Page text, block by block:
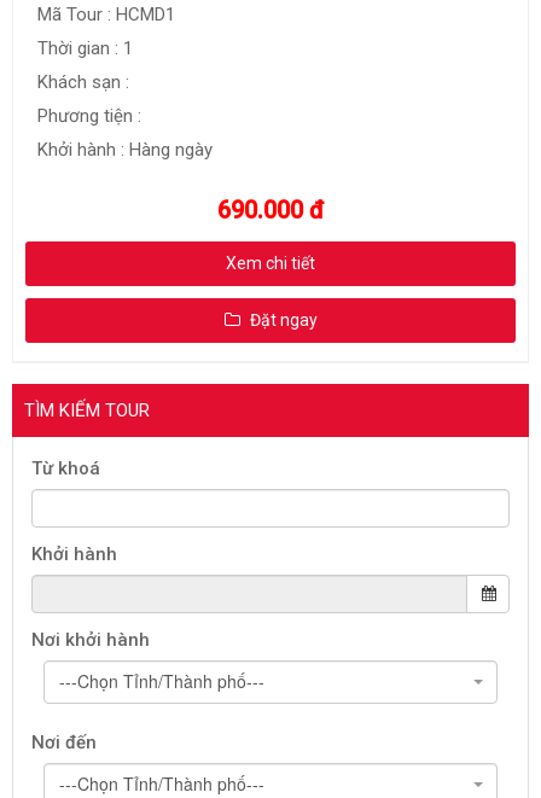
Mã Tour : HCMD1
Thời gian : 1
Khách sạn :
Phương tiện :
Khởi hành : Hàng ngày
690.000 đ
Xem chi tiết
Đặt ngay
TÌM KIẾM TOUR
Từ khoá
Khởi hành
Nơi khởi hành
---Chọn Tỉnh/Thành phố---
Nơi đến
---Chọn Tỉnh/Thành phố---